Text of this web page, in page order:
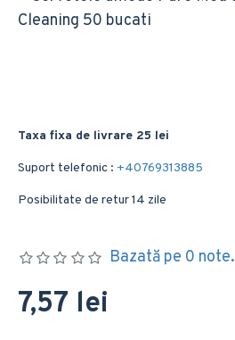
Taxa fixa de livrare 25 lei
Suport telefonic : +40769313885
Posibilitate de retur 14 zile
Bazată pe 0 note.
7,57 lei